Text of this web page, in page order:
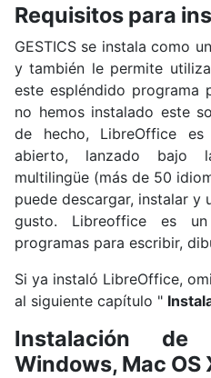
Requisitos para
GESTICS se instala como
y también le permite
este espléndido programa
no hemos instalado este
de hecho, LibreOffice
abierto, lanzado bajo
multilingüe (más de 50
puede descargar, instalar y
gusto. Libreoffice es
programas para escribir,
Si ya instaló LibreOffice,
al siguiente capítulo "
Instalación de
Windows, Mac OS